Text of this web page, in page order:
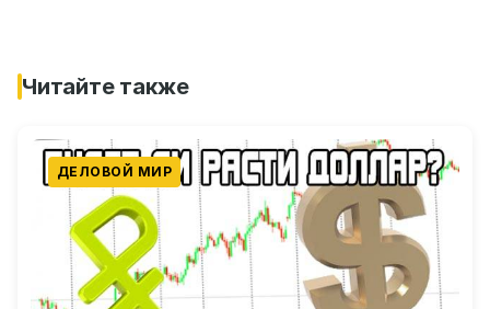
Читайте также
ДЕЛОВОЙ МИР